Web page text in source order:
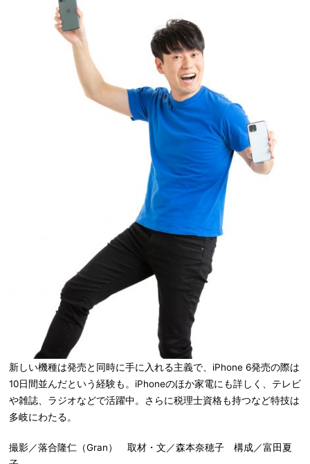
新しい機種は発売と同時に手に入れる主義で、iPhone 6発売の際は
10日間並んだという経験も。iPhoneのほか家電にも詳しく、テレビ
や雑誌、ラジオなどで活躍中。さらに税理士資格も持つなど特技は
多岐にわたる。
撮影／落合隆仁（Gran） 取材・文／森本奈穂子 構成／富田夏